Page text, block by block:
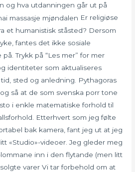
og hva utdanningen går ut på
Er religiøse
et humanistisk ståsted? Dersom
fantes det ikke sosiale
Trykk på “Les mer” for mer
identiteter som aktualiseres
sted og anledning. Pythagoras
så at de som svenska porr tone
i enkle matematiske forhold til
Etterhvert som jeg følte
bak kamera, fant jeg ut at jeg
«Studio»-videoer. Jeg gleder meg
inn i den flytande (men litt
varer Vi tar forbehold om at